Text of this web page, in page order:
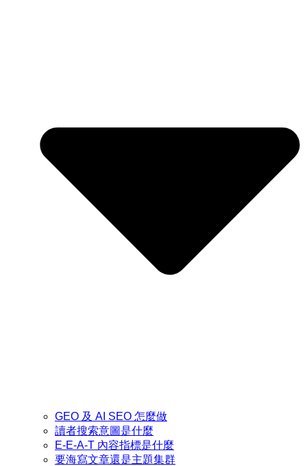
GEO 及 AI SEO 怎麼做
讀者搜索意圖是什麼
E-E-A-T 內容指標是什麼
要海寫文章還是主題集群